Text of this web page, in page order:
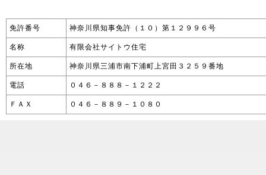
免許番号 神奈川県知事免許（１０）第１２９９６号
名称 有限会社サイトウ住宅
所在地 神奈川県三浦市南下浦町上宮田３２５９番地
電話 ０４６－８８８－１２２２
ＦＡＸ ０４６－８８９－１０８０